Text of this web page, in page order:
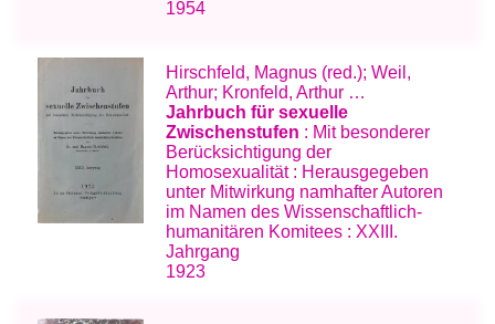
1954
Hirschfeld, Magnus (red.); Weil,
Arthur; Kronfeld, Arthur …
Jahrbuch für sexuelle
Zwischenstufen : Mit besonderer
Berücksichtigung der
Homosexualität : Herausgegeben
unter Mitwirkung namhafter Autoren
im Namen des Wissenschaftlich-
humanitären Komitees : XXIII.
Jahrgang
1923